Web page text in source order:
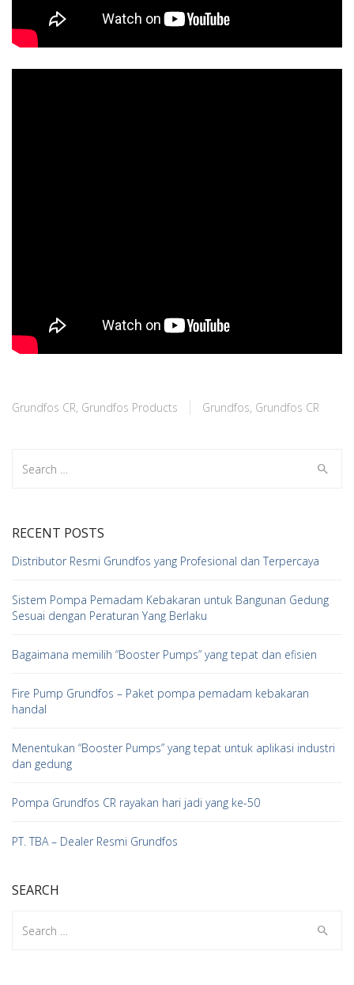
Grundfos CR, Grundfos Products Grundfos, Grundfos CR
for:
RECENT POSTS
Distributor Resmi Grundfos yang Profesional dan Terpercaya
Sistem Pompa Pemadam Kebakaran untuk Bangunan Gedung
Sesuai dengan Peraturan Yang Berlaku
Bagaimana memilih “Booster Pumps” yang tepat dan efisien
Fire Pump Grundfos – Paket pompa pemadam kebakaran
handal
Menentukan “Booster Pumps” yang tepat untuk aplikasi industri
dan gedung
Pompa Grundfos CR rayakan hari jadi yang ke-50
PT. TBA – Dealer Resmi Grundfos
SEARCH
for: